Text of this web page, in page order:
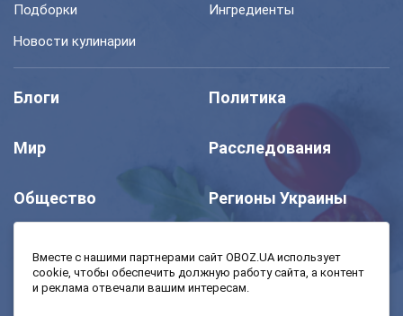
Подборки
Ингредиенты
Новости кулинарии
Блоги Политика
Мир Расследования
Общество Регионы Украины
Моя школа Авто
Вместе с нашими партнерами сайт OBOZ.UA использует
cookie, чтобы обеспечить должную работу сайта, а контент
и реклама отвечали вашим интересам.